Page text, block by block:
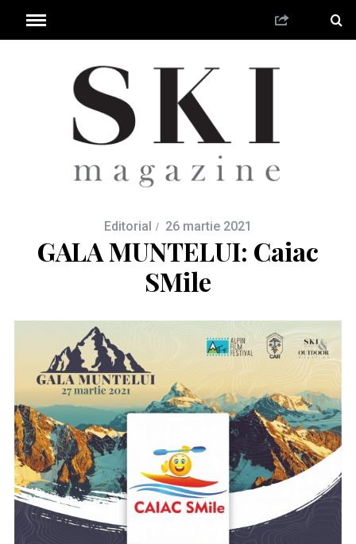
Editorial 26 martie 2021
GALA MUNTELUI: Caiac
SMile